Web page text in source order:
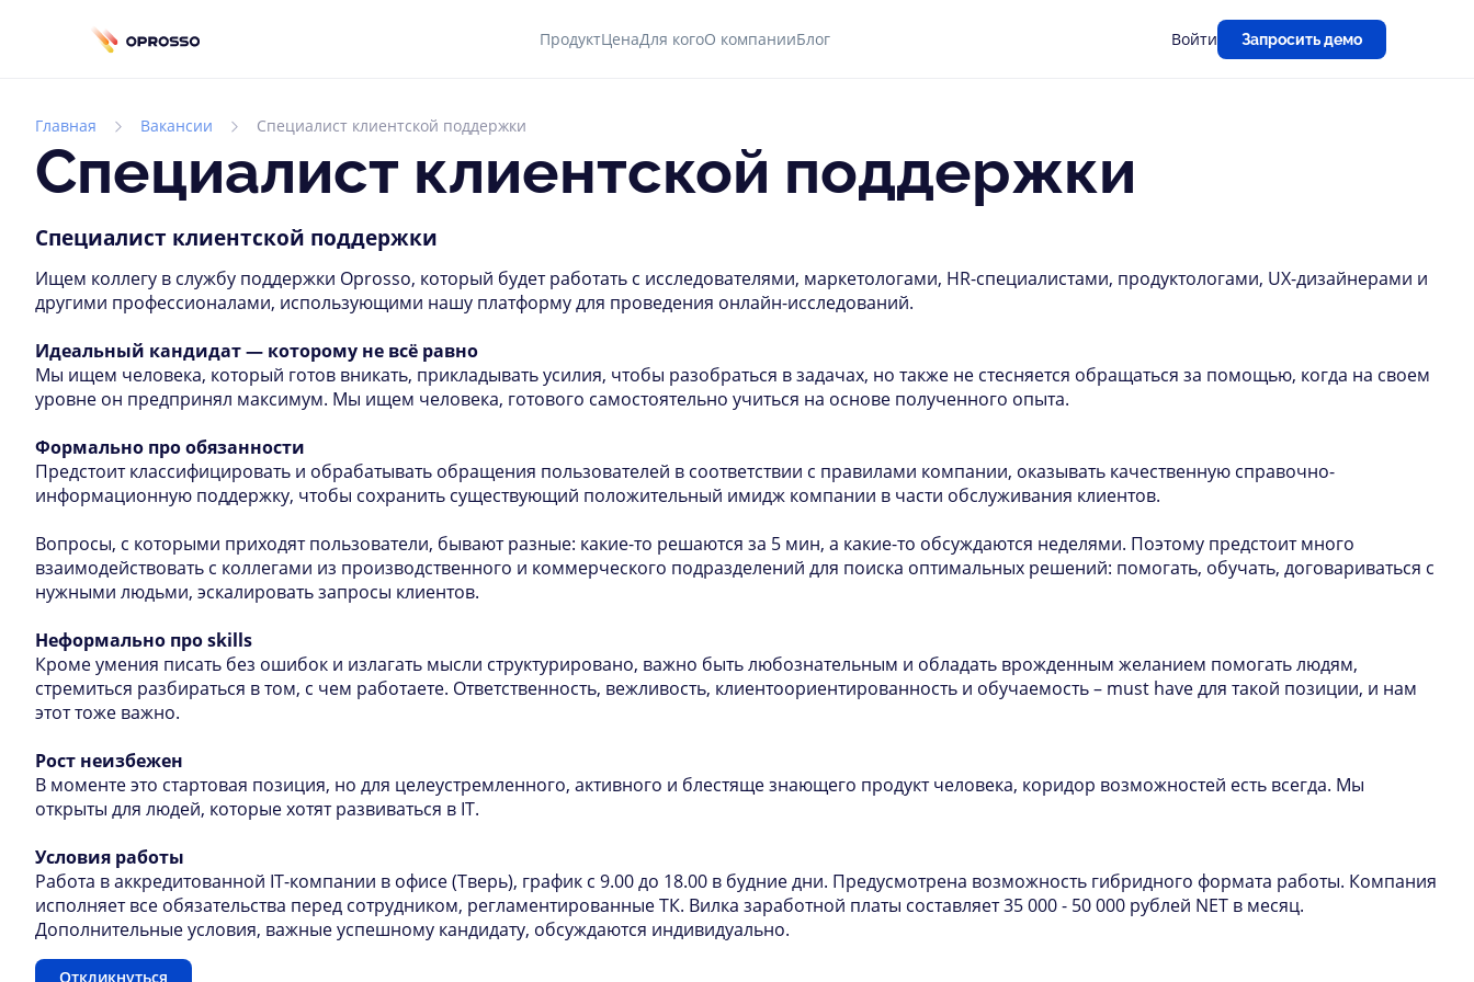
ПродуктЦенаДля когоО компанииБлог Войти Запросить демо
Главная Вакансии Специалист клиентской поддержки
Специалист клиентской поддержки
Специалист клиентской поддержки
Ищем коллегу в службу поддержки Oprosso, который будет работать с исследователями, маркетологами, HR-специалистами, продуктологами, UX-дизайнерами и
другими профессионалами, использующими нашу платформу для проведения онлайн-исследований.
Идеальный кандидат — которому не всё равно
Мы ищем человека, который готов вникать, прикладывать усилия, чтобы разобраться в задачах, но также не стесняется обращаться за помощью, когда на своем
уровне он предпринял максимум. Мы ищем человека, готового самостоятельно учиться на основе полученного опыта.
Формально про обязанности
Предстоит классифицировать и обрабатывать обращения пользователей в соответствии с правилами компании, оказывать качественную справочно-
информационную поддержку, чтобы сохранить существующий положительный имидж компании в части обслуживания клиентов.
Вопросы, с которыми приходят пользователи, бывают разные: какие-то решаются за 5 мин, а какие-то обсуждаются неделями. Поэтому предстоит много
взаимодействовать с коллегами из производственного и коммерческого подразделений для поиска оптимальных решений: помогать, обучать, договариваться с
нужными людьми, эскалировать запросы клиентов.
Неформально проskills
Кроме умения писать без ошибок и излагать мысли структурировано, важно быть любознательным и обладать врожденным желанием помогать людям,
стремиться разбираться в том, с чем работаете. Ответственность, вежливость, клиентоориентированность и обучаемость – must have для такой позиции, и нам
этот тоже важно.
Рост неизбежен
В моменте это стартовая позиция, но для целеустремленного, активного и блестяще знающего продукт человека, коридор возможностей есть всегда. Мы
открыты для людей, которые хотят развиваться в IT.
Условия работы
Работа в аккредитованной IT-компании в офисе (Тверь), график с 9.00 до 18.00 в будние дни. Предусмотрена возможность гибридного формата работы. Компания
исполняет все обязательства перед сотрудником, регламентированные ТК. Вилка заработной платы составляет 35 000 - 50 000 рублей NET в месяц.
Дополнительные условия, важные успешному кандидату, обсуждаются индивидуально.
Откликнуться